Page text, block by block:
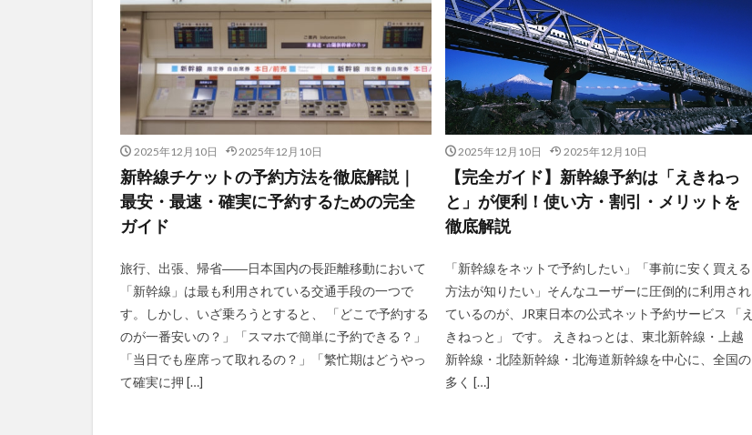
2025年12月10日 2025年12月10日
新幹線チケットの予約方法を徹底解説｜
最安・最速・確実に予約するための完全
ガイド
旅行、出張、帰省――日本国内の長距離移動において
「新幹線」は最も利用されている交通手段の一つで
す。しかし、いざ乗ろうとすると、 「どこで予約する
のが一番安いの？」「スマホで簡単に予約できる？」
「当日でも座席って取れるの？」「繁忙期はどうやっ
て確実に押 […]
2025年12月10日 2025年12月10日
【完全ガイド】新幹線予約は「えきねっ
と」が便利！使い方・割引・メリットを
徹底解説
「新幹線をネットで予約したい」「事前に安く買える
方法が知りたい」そんなユーザーに圧倒的に利用され
ているのが、JR東日本の公式ネット予約サービス 「え
きねっと」 です。 えきねっとは、東北新幹線・上越
新幹線・北陸新幹線・北海道新幹線を中心に、全国の
多く […]